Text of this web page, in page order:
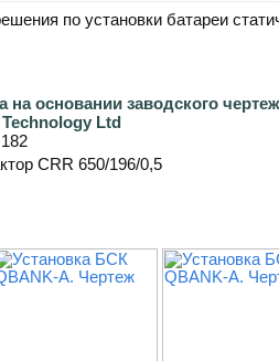
по установки батареи
основании заводского
Ltd
CRR 650/196/0,5